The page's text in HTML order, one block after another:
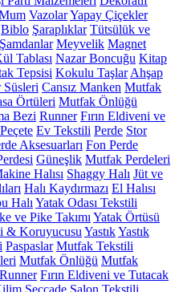
VazolarYapay Çiçekler
Biblo Şaraplıklar Tütsülük ve
Meyvelik Magnet
Tablası Nazar Boncuğu Kitap
Tepsisi Kokulu Taşlar Ahşap
Cansız Manken Mutfak
Örtüleri Mutfak Önlüğü
Bezi Runner Fırın Eldiveni ve
Ev Tekstili Perde Stor
Aksesuarları Fon Perde
Güneşlik Mutfak Perdeleri
Halısı Shaggy Halı Jüt ve
Halı Kaydırmazı El Halısı
Halı Yatak Odası Tekstili
ve Pike Takımı Yatak Örtüsü
& Koruyucusu YastıkYastık
Paspaslar Mutfak Tekstili
Mutfak Önlüğü Mutfak
Runner Fırın Eldiveni ve Tutacak
Seccade Salon Tekstili